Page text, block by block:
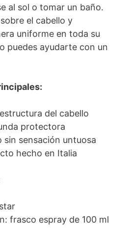
al sol o tomar un baño.
el cabello y
uniforme en toda su
puedes ayudarte con un
del cabello
protectora
sin sensación untuosa
hecho en Italia
frasco espray de 100 ml